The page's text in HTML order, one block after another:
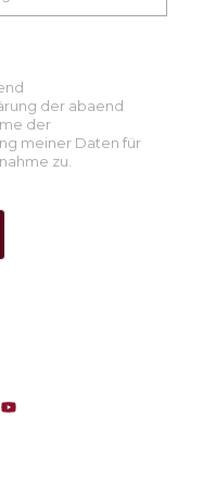
der abaend
der
meiner Daten für
zu.